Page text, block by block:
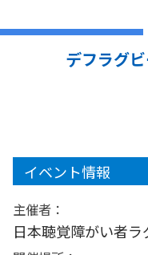
デフラグ
イベント情報
主催者：
日本聴覚障がい者